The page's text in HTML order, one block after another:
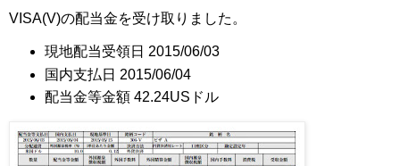
VISA(V)の配当金を受け取りました。
現地配当受領日 2015/06/03
国内支払日 2015/06/04
配当金等金額 42.24USドル